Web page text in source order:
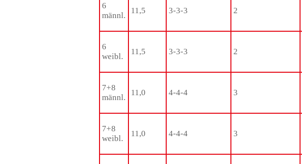
6
männl.
11,5 3-3-3 2
6
weibl.
11,5 3-3-3 2
7+8
männl.
11,0 4-4-4 3
7+8
weibl.
11,0 4-4-4 3